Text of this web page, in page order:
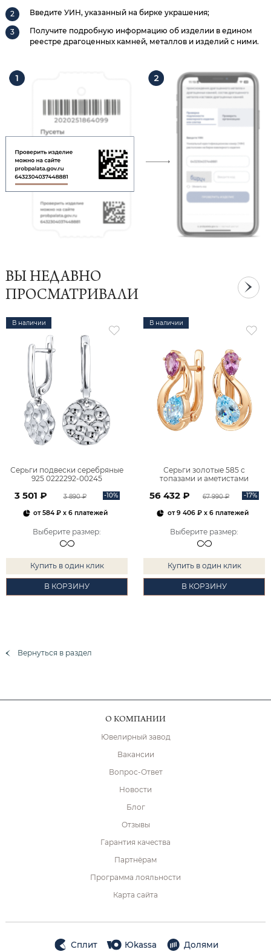
Введите УИН, указанный на бирке украшения;
Получите подробную информацию об изделии в едином
реестре драгоценных камней, металлов и изделий с ними.
ВЫ НЕДАВНО
ПРОСМАТРИВАЛИ
В наличии
Серьги подвески серебряные
925 0222292-00245
3 501 ₽ 3 890 ₽ -10%
от584 ₽ x 6 платежей
Выберите размер:
Купить в один клик
В КОРЗИНУ
В наличии
Серьги золотые 585 с
топазами и аметистами
56 432 ₽ 67 990 ₽ -17%
от9 406 ₽x 6 платежей
Выберите размер:
Купить в один клик
В КОРЗИНУ
Вернуться в раздел
О КОМПАНИИ
Ювелирный завод
Вакансии
Вопрос-Ответ
Новости
Блог
Отзывы
Гарантия качества
Партнёрам
Программа лояльности
Карта сайта
Сплит Юkassa Долями